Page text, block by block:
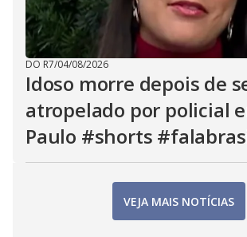
DO R7/04/08/2026
Idoso morre depois de
atropelado por policial
Paulo #shorts
VEJA MAIS NOTÍCIAS